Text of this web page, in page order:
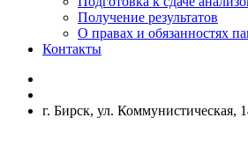
Получение результатов
О правах и обязанностях
Контакты
г. Бирск, ул. Коммунистическая,